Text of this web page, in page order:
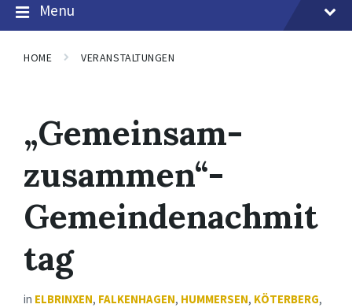
Menu
HOME VERANSTALTUNGEN
„Gemeinsam-
zusammen“-
Gemeindenachmit
tag
in ELBRINXEN, FALKENHAGEN, HUMMERSEN, KÖTERBERG,